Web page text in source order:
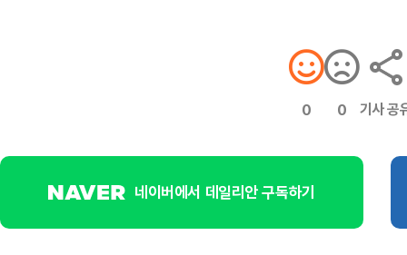
0 0 기사 공
네이버에서 데일리안 구독하기